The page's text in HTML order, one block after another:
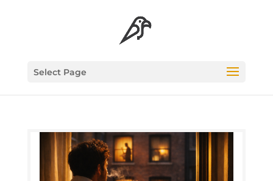
Select Page